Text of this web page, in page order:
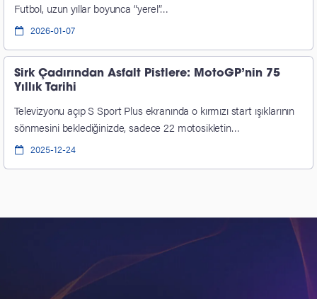
Futbol, uzun yıllar boyunca “yerel”…
2026-01-07
Sirk Çadırından Asfalt Pistlere: MotoGP’nin 75
Yıllık Tarihi
Televizyonu açıp S Sport Plus ekranında o kırmızı start ışıklarının
sönmesini beklediğinizde, sadece 22 motosikletin…
2025-12-24